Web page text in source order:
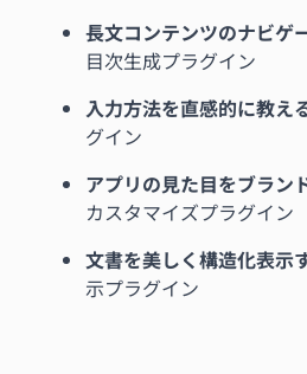
長文コンテンツのナビゲ
目次生成プラグイン
入力方法を直感的に教え
グイン
アプリの見た目をブラン
カスタマイズプラグイン
文書を美しく構造化表示
示プラグイン